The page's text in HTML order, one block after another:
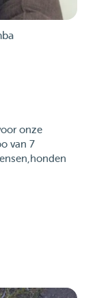
onze
van 7